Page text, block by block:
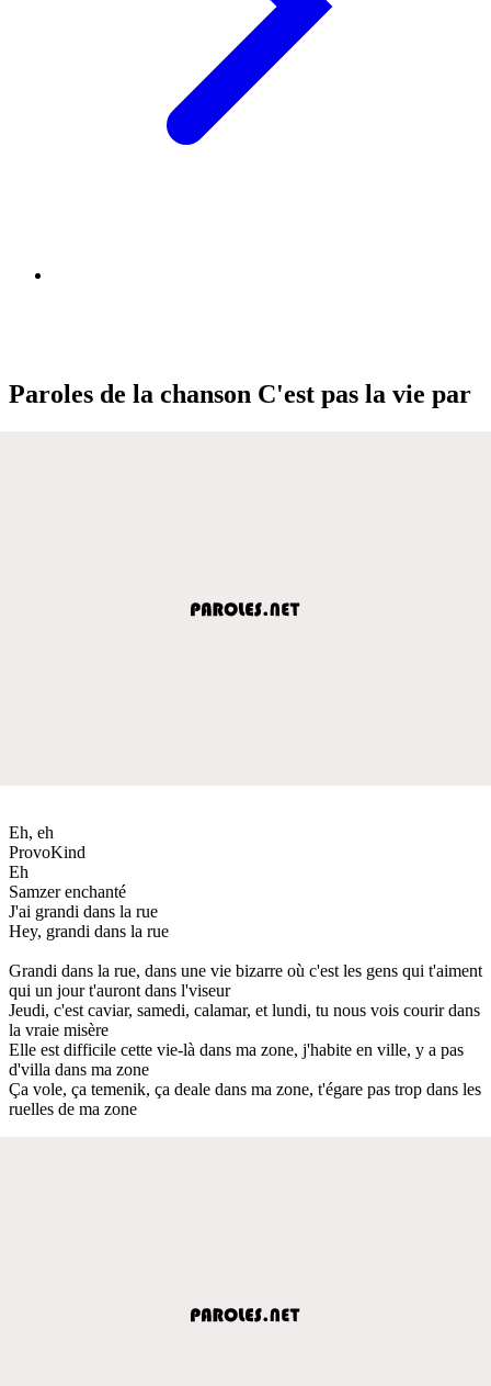
Paroles de la chanson C'est pas la vie par
Eh, eh
ProvoKind
Eh
Samzer enchanté
J'ai grandi dans la rue
Hey, grandi dans la rue
Grandi dans la rue, dans une vie bizarre où c'est les gens qui t'aiment
qui un jour t'auront dans l'viseur
Jeudi, c'est caviar, samedi, calamar, et lundi, tu nous vois courir dans
la vraie misère
Elle est difficile cette vie-là dans ma zone, j'habite en ville, y a pas
d'villa dans ma zone
Ça vole, ça temenik, ça deale dans ma zone, t'égare pas trop dans les
ruelles de ma zone